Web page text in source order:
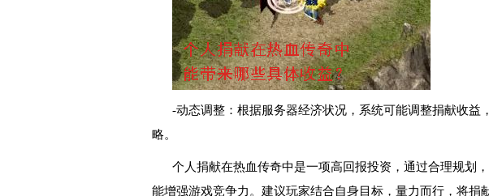
-动态调整：根据服务器经济状况，系统可能调整捐献收益
略。
个人捐献在热血传奇中是一项高回报投资，通过合理规划
能增强游戏竞争力。建议玩家结合自身目标，量力而行，将捐